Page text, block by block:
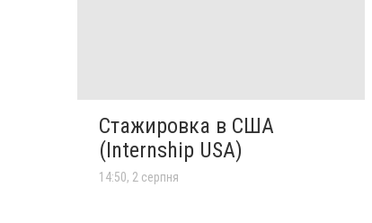
Стажировка в США
(Internship USA)
14:50, 2 серпня